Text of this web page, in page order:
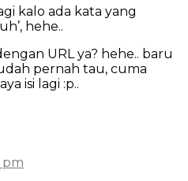
kalo ada kata yang
hehe..
URL ya? hehe.. baru
pernah tau, cuma
isi lagi :p..
pm